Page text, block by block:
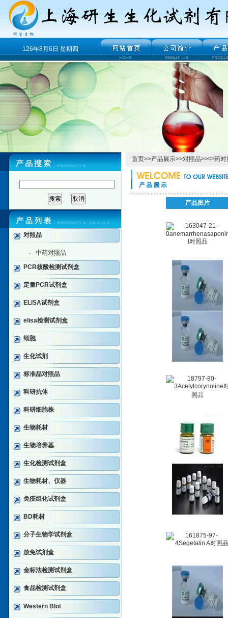
126年8月6日 星期四
对照品
·
中药对照品
PCR核酸检测试剂盒
定量PCR试剂盒
ELISA试剂盒
elisa检测试剂盒
细胞
生化试剂
标准品对照品
科研抗体
科研细胞株
生物耗材
生物培养基
生化检测试剂盒
生物耗材、仪器
免疫组化试剂盒
BD耗材
分子生物学试剂盒
放免试剂盒
金标法检测试剂盒
食品检测试剂盒
Western Blot
首页>>产品展示>>对照品>>中药对
产品图片